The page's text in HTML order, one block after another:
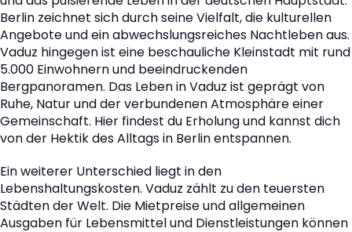
Berlin zeichnet sich durch seine Vielfalt, die kulturellen
Angebote und ein abwechslungsreiches Nachtleben aus.
Vaduz hingegen ist eine beschauliche Kleinstadt mit rund
5.000 Einwohnern und beeindruckenden
Bergpanoramen. Das Leben in Vaduz ist geprägt von
Ruhe, Natur und der verbundenen Atmosphäre einer
Gemeinschaft. Hier findest du Erholung und kannst dich
von der Hektik des Alltags in Berlin entspannen.
Ein weiterer Unterschied liegt in den
Lebenshaltungskosten. Vaduz zählt zu den teuersten
Städten der Welt. Die Mietpreise und allgemeinen
Ausgaben für Lebensmittel und Dienstleistungen können